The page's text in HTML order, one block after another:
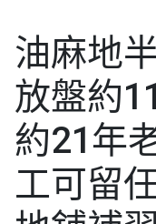
油麻地
放盤約
約21年
工可留